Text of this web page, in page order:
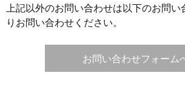
上記以外のお問い合わせは以下のお問い
りお問い合わせください。
お問い合わせフォーム